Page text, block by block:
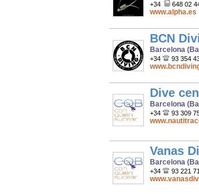
+34 648 02
www.alpha.es
BCN
Barcelona
+34 93 354
Dive
Barcelona
+34 93 309
Vanas
Barcelona
+34 93 221